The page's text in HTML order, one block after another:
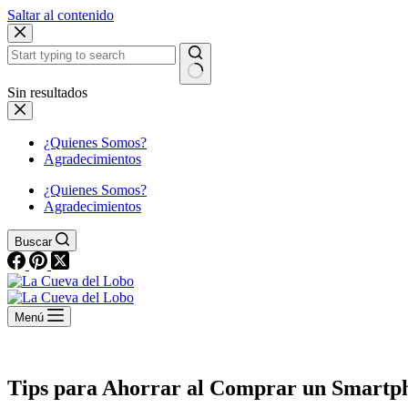
Saltar al contenido
Sin resultados
¿Quienes Somos?
Agradecimientos
¿Quienes Somos?
Agradecimientos
Buscar
Menú
Tips para Ahorrar al Comprar un